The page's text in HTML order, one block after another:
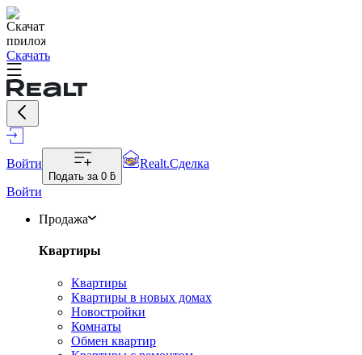
Скачать
Войти
Подать за 0 ƃ
Realt.Сделка
Войти
Продажа
Квартиры
Квартиры
Квартиры в новых домах
Новостройки
Комнаты
Обмен квартир